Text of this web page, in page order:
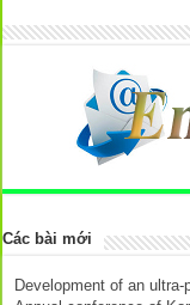
Các bài mới
Development of an